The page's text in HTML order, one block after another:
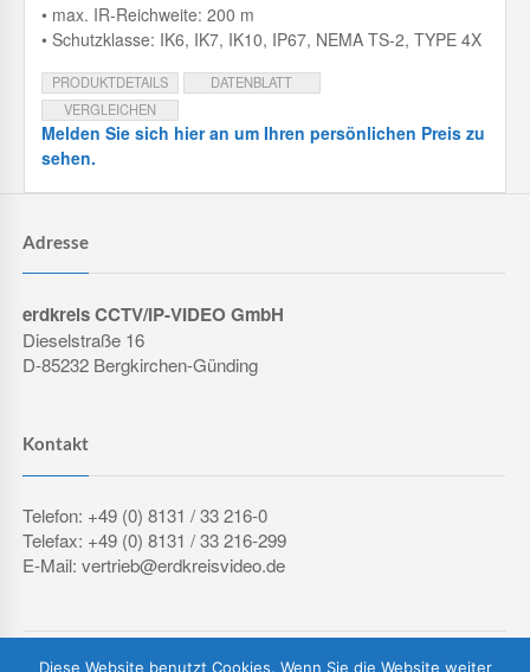
• max. IR-Reichweite: 200 m
• Schutzklasse: IK6, IK7, IK10, IP67, NEMA TS-2, TYPE 4X
PRODUKTDETAILS
DATENBLATT
VERGLEICHEN
Melden Sie sich hier an um Ihren persönlichen Preis zu
sehen.
Adresse
erdkreis CCTV/IP-VIDEO GmbH
Dieselstraße 16
D-85232 Bergkirchen-Günding
Kontakt
Telefon: +49 (0) 8131 / 33 216-0
Telefax: +49 (0) 8131 / 33 216-299
E-Mail: vertrieb@erdkreisvideo.de
Diese Website benutzt Cookies. Wenn Sie die Website weiter